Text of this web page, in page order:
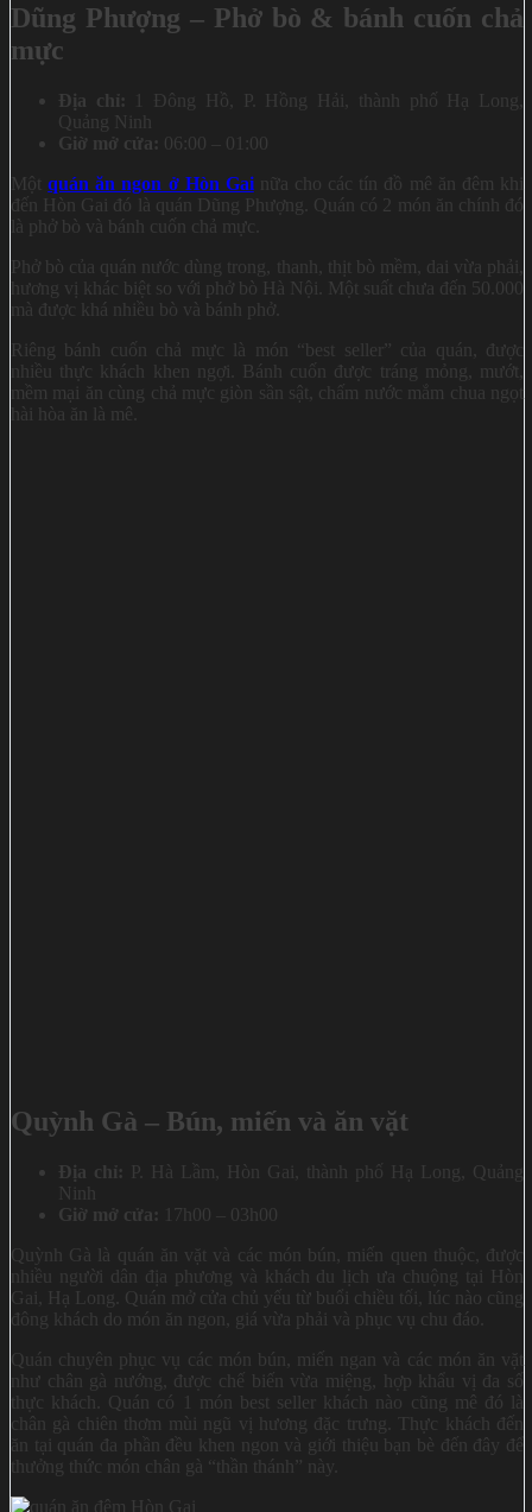
Dũng Phượng – Phở bò & bánh cuốn chả
mực
Địa chỉ:
1 Đông Hồ, P. Hồng Hải, thành phố Hạ Long,
Quảng Ninh
Giờ mở cửa: 06:00 – 01:00
Mộtquán ăn ngon ở Hòn Gainữa cho các tín đồ mê ăn đêm khi
đến Hòn Gai đó là quán Dũng Phượng. Quán có 2 món ăn chính đó
là phở bò và bánh cuốn chả mực.
Phở bò của quán nước dùng trong, thanh, thịt bò mềm, dai vừa phải,
hương vị khác biệt so với phở bò Hà Nội. Một suất chưa đến 50.000
mà được khá nhiều bò và bánh phở.
Riêng bánh cuốn chả mực là món “best seller” của quán, được
nhiều thực khách khen ngợi. Bánh cuốn được tráng mỏng, mướt,
mềm mại ăn cùng chả mực giòn sần sật, chấm nước mắm chua ngọt
hài hòa ăn là mê.
Quỳnh Gà – Bún, miến và ăn vặt
Địa chỉ: P. Hà Lầm, Hòn Gai, thành phố Hạ Long, Quảng
Ninh
Giờ mở cửa:
17h00 – 03h00
Quỳnh Gà là quán ăn vặt và các món bún, miến quen thuộc, được
nhiều người dân địa phương và khách du lịch ưa chuộng tại Hòn
Gai, Hạ Long. Quán mở cửa chủ yếu từ buổi chiều tối, lúc nào cũng
đông khách do món ăn ngon, giá vừa phải và phục vụ chu đáo.
Quán chuyên phục vụ các món bún, miến ngan và các món ăn vặt
như chân gà nướng, được chế biến vừa miệng, hợp khẩu vị đa số
thực khách. Quán có 1 món best seller khách nào cũng mê đó là
chân gà chiên thơm mùi ngũ vị hương đặc trưng. Thực khách đến
ăn tại quán đa phần đều khen ngon và giới thiệu bạn bè đến đây để
thưởng thức món chân gà “thần thánh” này.